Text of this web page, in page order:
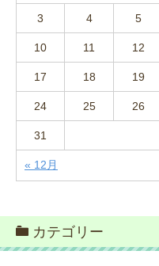
« 12月
3 4 5
10 11 12
17 18 19
24 25 26
31
カテゴリー